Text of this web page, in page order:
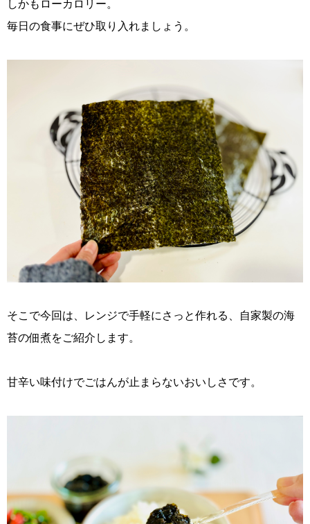
しかもローカロリー。
毎日の食事にぜひ取り入れましょう。
そこで今回は、レンジで手軽にさっと作れる、自家製の海
苔の佃煮をご紹介します。
甘辛い味付けでごはんが止まらないおいしさです。